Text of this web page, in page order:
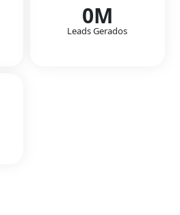
0M
Leads Gerados